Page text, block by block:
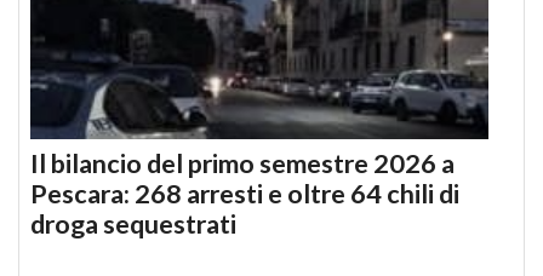
Il bilancio del primo semestre 2026 a
Pescara: 268 arresti e oltre 64 chili di
droga sequestrati